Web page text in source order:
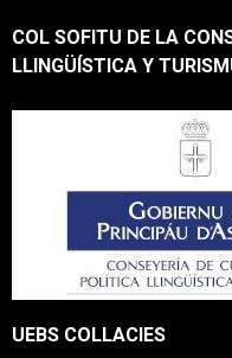
COL SOFITU DE LA
LLINGÜÍSTICA Y
UEBS COLLACIES